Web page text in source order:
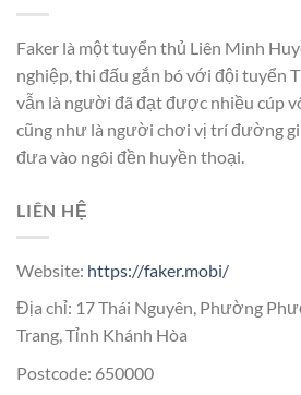
Faker là một tuyển thủ Liên Minh
nghiệp, thi đấu gắn bó với đội tuyển
vẫn là người đã đạt được nhiều cúp
cũng như là người chơi vị trí đường
đưa vào ngôi đền huyền thoại.
LIÊN HỆ
Website: https://faker.mobi/
Địa chỉ: 17 Thái Nguyên, Phường
Trang, Tỉnh Khánh Hòa
Postcode: 650000